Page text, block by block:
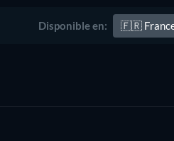
Disponible en: 🇫🇷